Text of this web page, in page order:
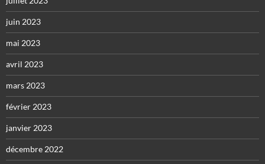
juin 2023
mai 2023
avril 2023
mars 2023
février 2023
janvier 2023
décembre 2022